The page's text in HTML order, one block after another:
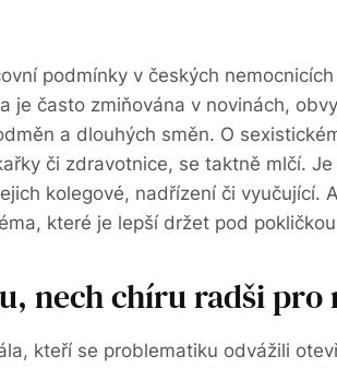
podmínky v českých
je často zmiňována v novinách,
a dlouhých směn. O
či zdravotnice, se taktně mlčí.
kolegové, nadřízení či vyučující.
které je lepší držet pod
nech chíru radši pro
kteří se problematiku odvážili